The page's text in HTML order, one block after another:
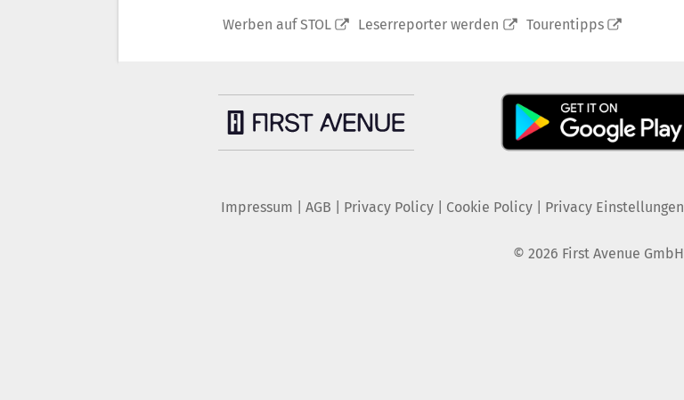
Werben auf STOL Leserreporter werden Tourentipps
Impressum AGB Privacy Policy| Cookie Policy| Privacy Einstellungen
© 2026 First Avenue GmbH